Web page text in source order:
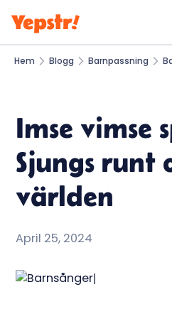
Hem Blogg Barnpassning
Imse vimse
Sjungs runt
världen
April 25, 2024